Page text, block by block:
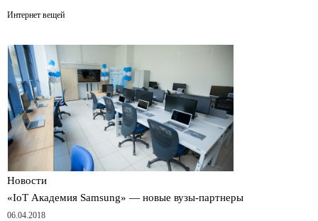
Интернет вещей
Новости
«IoT Академия Samsung» — новые вузы-партнеры
06.04.2018